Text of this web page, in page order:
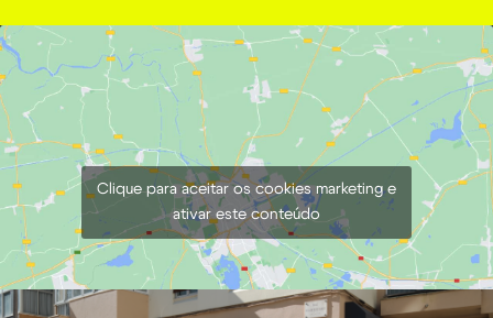
Clique para aceitar os cookies marketing e
ativar este conteúdo